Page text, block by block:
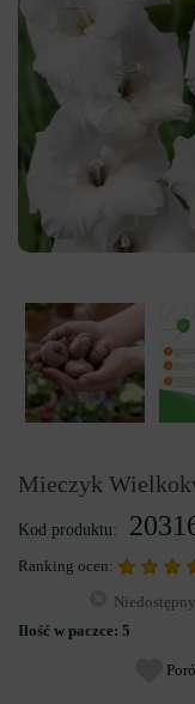
Mieczyk
Kod produktu:
Ranking ocen:
Niedostępny
Ilość w paczce: 5